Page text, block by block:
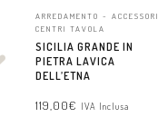
ARREDAMENTO - ACCESSORI
CENTRI TAVOLA
SICILIA GRANDE IN
PIETRA LAVICA
DELL’ETNA
119,00€ IVA Inclusa